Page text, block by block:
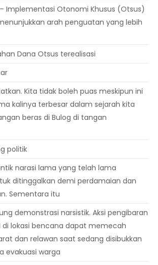
– Implementasi Otonomi Khusus (Otsus)
arah penguatan yang lebih
Dana Otsus terealisasi
Kita tidak boleh puas meskipun ini
kalinya terbesar dalam sejarah kita
beras di Bulog di tangan
politik
narasi lama yang telah lama
ditinggalkan demi perdamaian dan
Sementara itu
demonstrasi narsistik. Aksi pengibaran
di lokasi bencana dapat memecah
dan relawan saat sedang disibukkan
evakuasi warga